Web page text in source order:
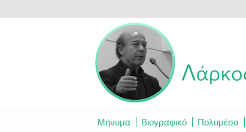
Μήνυμα Βιογραφικό Πολυμέσα